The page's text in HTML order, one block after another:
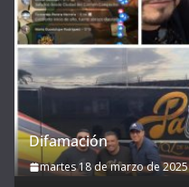
Difamación
martes 18 de marzo de 2025